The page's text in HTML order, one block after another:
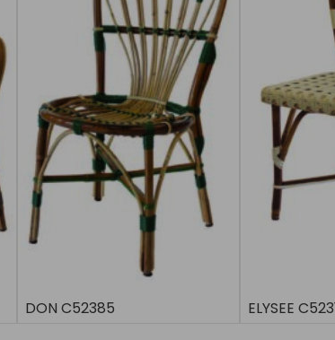
DON C52385 ELYSEE